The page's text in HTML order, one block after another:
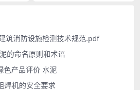
筑消防设施检测技术规范.pdf
的命名原则和术语
产品评价 水泥
焊机的安全要求